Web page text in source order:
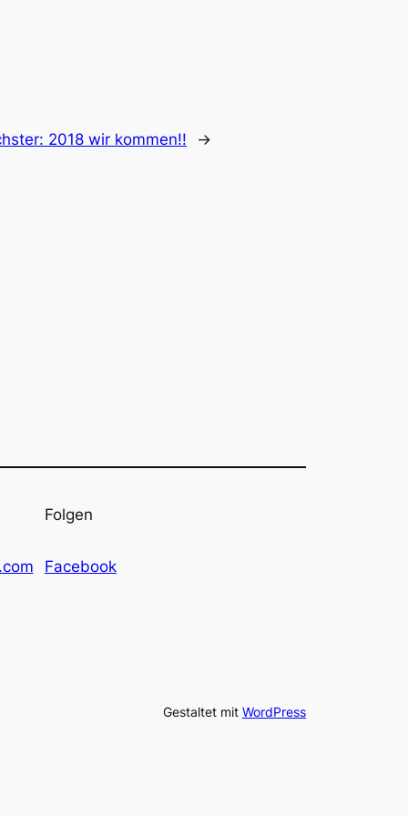
2018 wir kommen!! →
Folgen
Facebook
Gestaltet mit WordPress